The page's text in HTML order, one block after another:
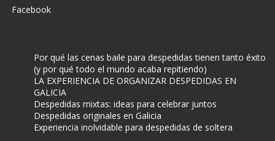
RUTA EN SEDWAYS
Desde 10 €/persona
Facebook
Por qué las cenas baile para despedidas tienen tanto éxito
(y por qué todo el mundo acaba repitiendo)
LA EXPERIENCIA DE ORGANIZAR DESPEDIDAS EN
GALICIA
Despedidas mixtas: ideas para celebrar juntos
Despedidas originales en Galicia
Experiencia inolvidable para despedidas de soltera